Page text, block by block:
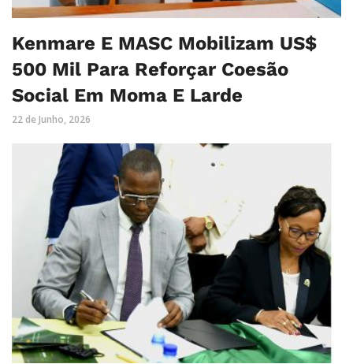
Kenmare E MASC Mobilizam US$
500 Mil Para Reforçar Coesão
Social Em Moma E Larde
22 de Junho, 2026